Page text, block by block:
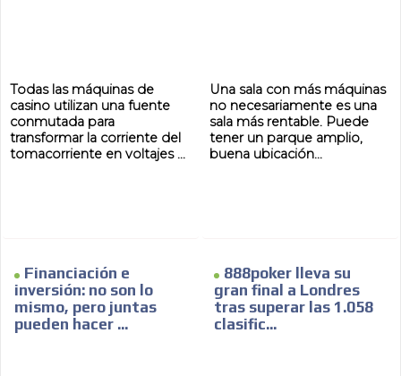
Todas las máquinas de
casino utilizan una fuente
conmutada para
transformar la corriente del
tomacorriente en voltajes ...
Una sala con más máquinas
no necesariamente es una
sala más rentable. Puede
tener un parque amplio,
buena ubicación...
Financiación e
inversión: no son lo
mismo, pero juntas
pueden hacer ...
888poker lleva su
gran final a Londres
tras superar las 1.058
clasific...